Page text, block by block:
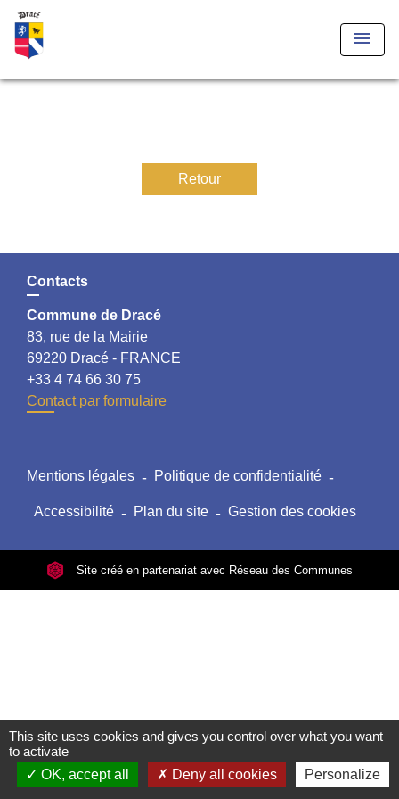
menu
Retour
Contacts
Commune de Dracé
83, rue de la Mairie
69220 Dracé - FRANCE
+33 4 74 66 30 75
Contact par formulaire
Mentions légales - Politique de confidentialité -
Accessibilité - Plan du site - Gestion des cookies
Site créé en partenariat avec Réseau des Communes
This site uses cookies and gives you control over what you want
to activate
OK, accept all
Deny all cookies Personalize